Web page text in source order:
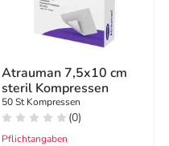
Atrauman 7,5x10 cm
steril Kompressen
50 St Kompressen
(0)
Pflichtangaben